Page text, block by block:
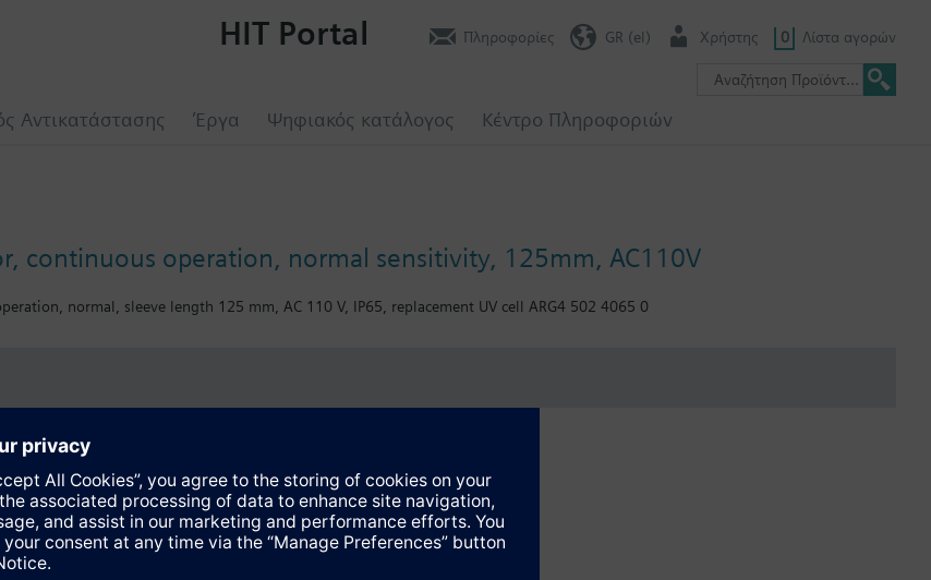
Αντικατάστασης Έργα Ψηφιακός κατάλογος Κέντρο Πληροφοριών
HIT Portal Πληροφορίες GR (el) Χρήστης 0 Λίστα αγορών
continuous operation, normal sensitivity, 125mm, AC110V
normal, sleeve length 125 mm, AC 110 V, IP65, replacement UV cell ARG4 502 4065 0